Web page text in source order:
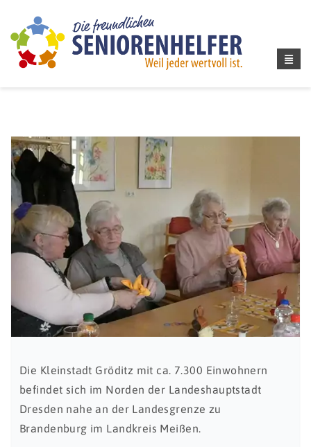
Die Kleinstadt Gröditz mit ca. 7.300 Einwohnern
befindet sich im Norden der Landeshauptstadt
Dresden nahe an der Landesgrenze zu
Brandenburg im Landkreis Meißen.